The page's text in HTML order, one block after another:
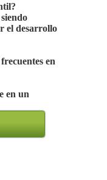
el desarrollo
en
en un